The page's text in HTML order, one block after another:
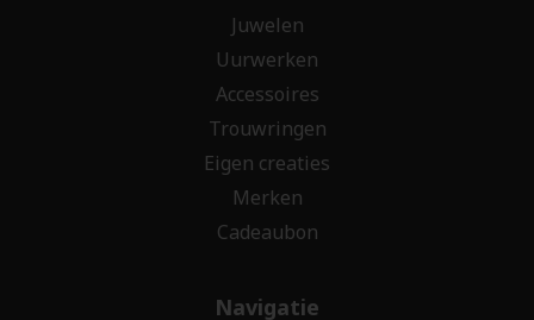
Juwelen
Uurwerken
Accessoires
Trouwringen
Eigen creaties
Merken
Cadeaubon
Navigatie